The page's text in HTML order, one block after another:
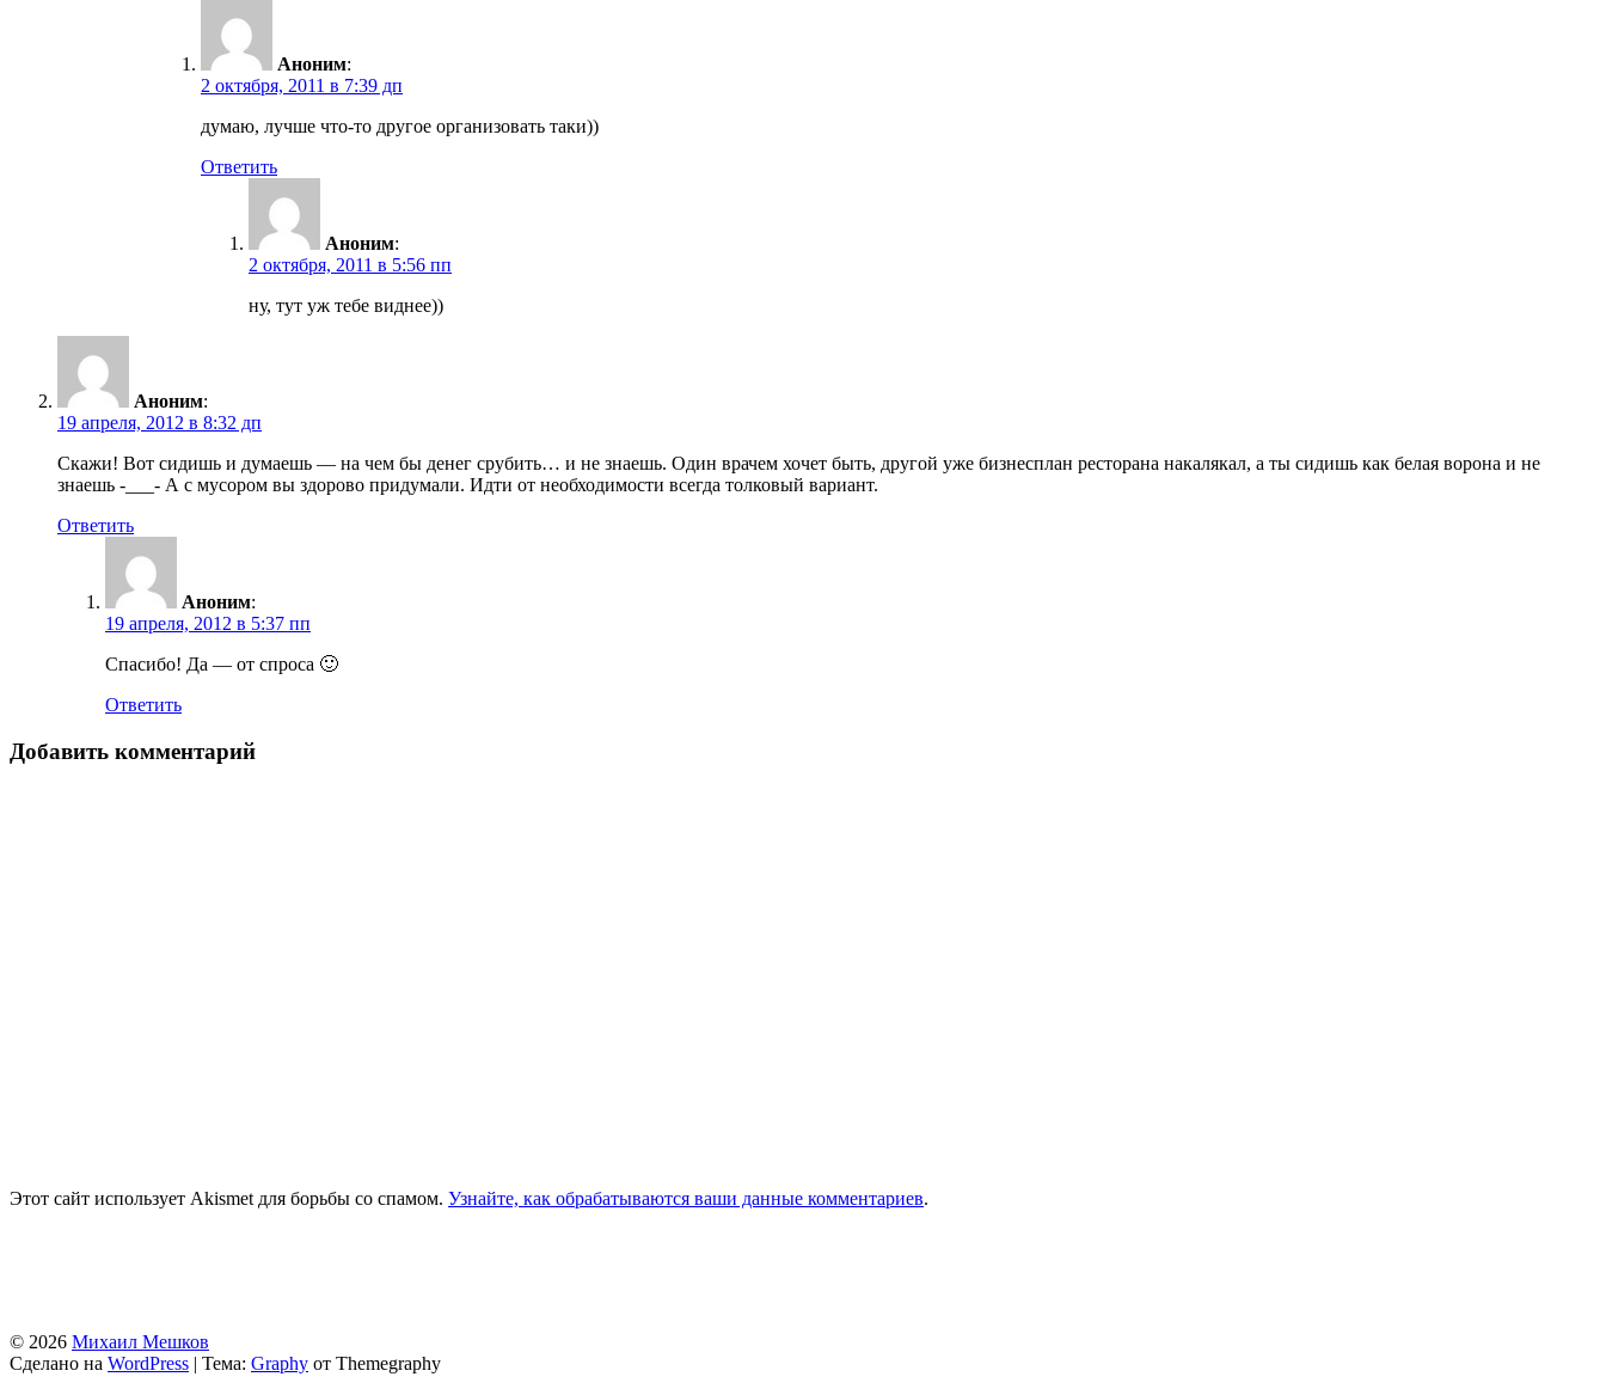
Аноним:
2 октября, 2011 в 7:39 дп
думаю, лучше что-то другое организовать таки))
Ответить
Аноним:
2 октября, 2011 в 5:56 пп
ну, тут уж тебе виднее))
Аноним:
19 апреля, 2012 в 8:32 дп
Скажи! Вот сидишь и думаешь — на чем бы денег срубить… и не знаешь. Один врачем хочет быть, другой уже бизнесплан ресторана накалякал, а ты сидишь как белая ворона и не
знаешь -___- А с мусором вы здорово придумали. Идти от необходимости всегда толковый вариант.
Ответить
Аноним:
19 апреля, 2012 в 5:37 пп
Спасибо! Да — от спроса 🙂
Ответить
Добавить комментарий
Этот сайт использует Akismet для борьбы со спамом. Узнайте, как обрабатываются ваши данные комментариев.
© 2026 Михаил Мешков
Сделано на WordPress | Тема: Graphy от Themegraphy